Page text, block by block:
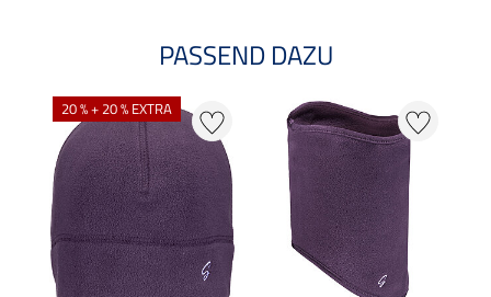
PASSEND DAZU
20 % + 20 % EXTRA